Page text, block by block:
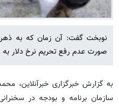
صورت عدم رفع تحریم نرخ دلار به ۱۱۰ و سپس ۱۷۸ هزار تومان می‌رسد.
به گزارش خبرگزاری خبرآنلاین،
سازمان برنامه و بودجه در